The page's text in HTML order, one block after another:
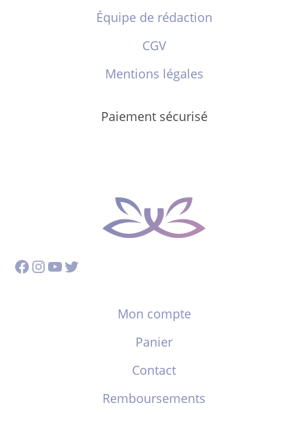
Équipe de rédaction
CGV
Mentions légales
Paiement sécurisé
Facebook
Instagram
YouTube
Twitter
Mon compte
Panier
Contact
Remboursements